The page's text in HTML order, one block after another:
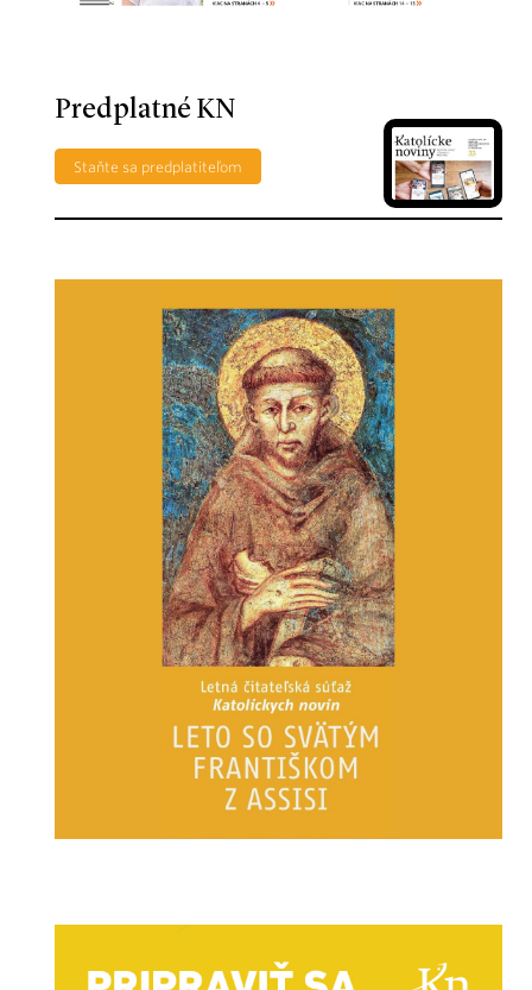
Predplatné KN
Staňte sa predplatiteľom